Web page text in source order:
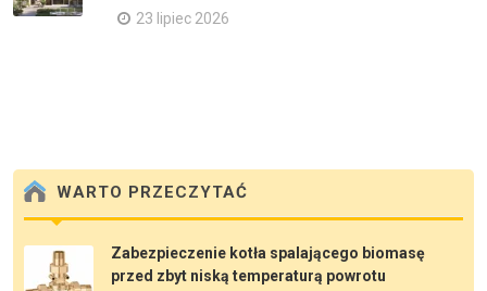
23 lipiec 2026
WARTO PRZECZYTAĆ
Zabezpieczenie kotła spalającego biomasę
przed zbyt niską temperaturą powrotu